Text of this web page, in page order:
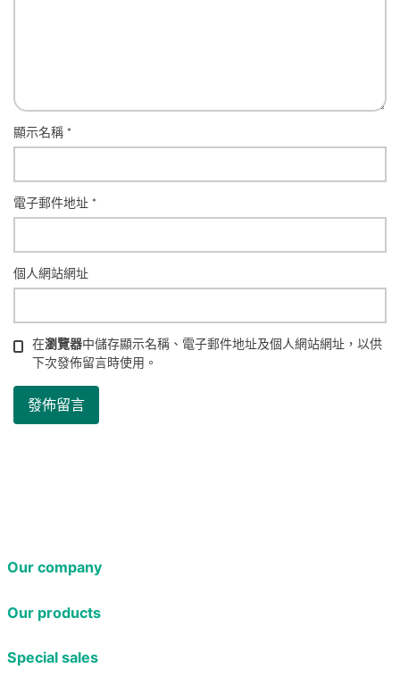
顯示名稱 *
電子郵件地址 *
個人網站網址
在瀏覽器中儲存顯示名稱、電子郵件地址及個人網站網址，以供
下次發佈留言時使用。
Our company
Our products
Special sales